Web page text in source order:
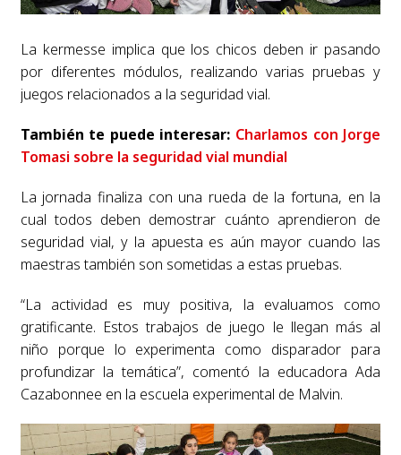
La kermesse implica que los chicos deben ir pasando
por diferentes módulos, realizando varias pruebas y
juegos relacionados a la seguridad vial.
También te puede interesar: Charlamos con Jorge
Tomasi sobre la seguridad vial mundial
La jornada finaliza con una rueda de la fortuna, en la
cual todos deben demostrar cuánto aprendieron de
seguridad vial, y la apuesta es aún mayor cuando las
maestras también son sometidas a estas pruebas.
“La actividad es muy positiva, la evaluamos como
gratificante. Estos trabajos de juego le llegan más al
niño porque lo experimenta como disparador para
profundizar la temática”, comentó la educadora Ada
Cazabonnee en la escuela experimental de Malvin.